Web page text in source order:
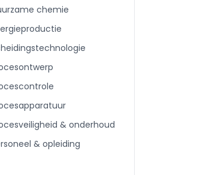
chemie
& onderhoud
& opleiding